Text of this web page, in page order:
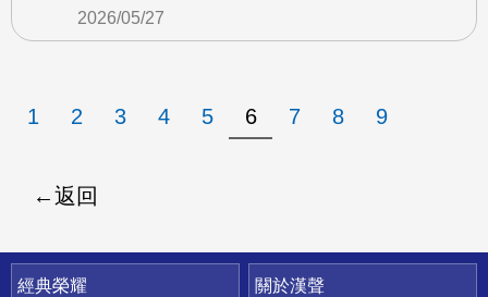
2026/05/27
1 2 3 4 5 6 7 8 9
返回
快速連結
經典榮耀
關於漢聲